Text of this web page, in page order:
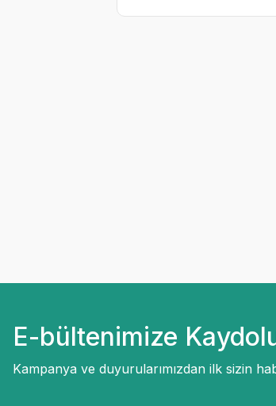
E-bültenimize
Kampanya ve duyurularımızdan ilk sizin